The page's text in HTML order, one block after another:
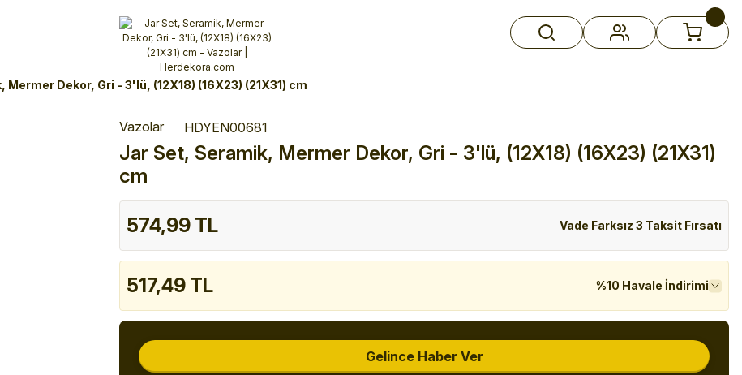
Alışverişlerinizde 3 Taksit Fırsatı!İlk siparişinizi verin!
%10 Havale İndirimi Şimdi Alışveriş yap!
Mermer Dekor, Gri - 3'lü, (12X18) (16X23) (21X31) cm
Vazolar HDYEN00681
Jar Set, Seramik, Mermer Dekor, Gri - 3'lü, (12X18) (16X23) (21X31)
cm
574,99 TL Vade Farksız 3 Taksit Fırsatı
517,49 TL %10 Havale İndirimi
Gelince Haber Ver